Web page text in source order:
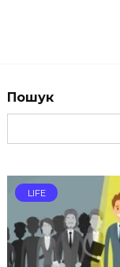
Пошук
LIFE